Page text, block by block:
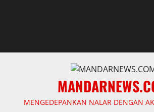
MENGEDEPANKAN NALAR DENGAN